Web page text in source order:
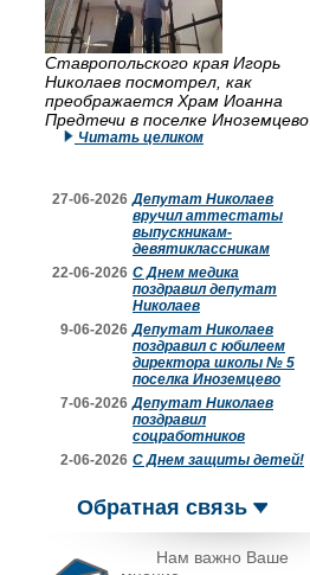
Ставропольского края Игорь
Николаев посмотрел, как
преображается Храм Иоанна
Предтечи в поселке Иноземцево
Читать целиком
27-06-2026 Депутат Николаев
вручил аттестаты
выпускникам-
девятиклассникам
22-06-2026 С Днем медика
поздравил депутат
Николаев
9-06-2026 Депутат Николаев
поздравил с юбилеем
директора школы № 5
поселка Иноземцево
7-06-2026 Депутат Николаев
поздравил
соцработников
2-06-2026 С Днем защиты детей!
Обратная связь
Нам важно Ваше